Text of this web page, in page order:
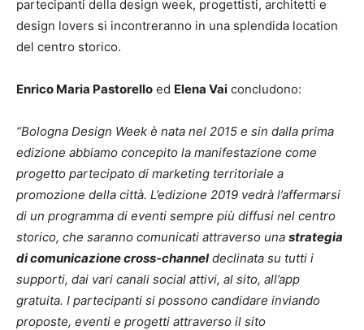
partecipanti della design week, progettisti, architetti e
design lovers si incontreranno in una splendida location
del centro storico.
Enrico Maria Pastorello ed Elena Vai concludono:
“Bologna Design Week è nata nel 2015 e sin dalla prima
edizione abbiamo concepito la manifestazione come
progetto partecipato di marketing territoriale a
promozione della città. L’edizione 2019 vedrà l’affermarsi
di un programma di eventi sempre più diffusi nel centro
storico, che saranno comunicati attraverso una strategia
di comunicazione cross-channeldeclinata su tutti i
supporti, dai vari canali social attivi, al sito, all’app
gratuita. I partecipanti si possono candidare inviando
proposte, eventi e progetti attraverso il sito